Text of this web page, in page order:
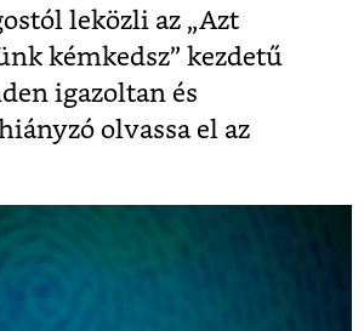
leközli az „Azt
kémkedsz” kezdetű
igazoltan és
olvassa el az